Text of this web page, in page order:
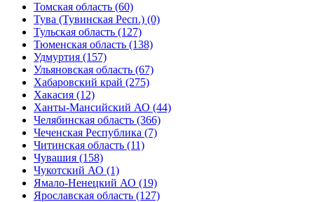
Томская область (60)
Тува (Тувинская Респ.) (0)
Тульская область (127)
Тюменская область (138)
Удмуртия (157)
Ульяновская область (67)
Хабаровский край (275)
Хакасия (12)
Ханты-Мансийский АО (44)
Челябинская область (366)
Чеченская Республика (7)
Читинская область (11)
Чувашия (158)
Чукотский АО (1)
Ямало-Ненецкий АО (19)
Ярославская область (127)